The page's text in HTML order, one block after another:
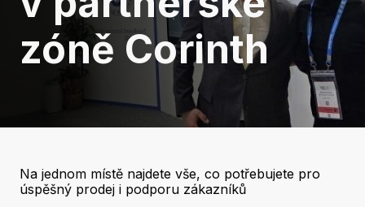
zóně Corinth
Na jednom místě najdete vše, co potřebujete pro
úspěšný prodej i podporu zákazníků